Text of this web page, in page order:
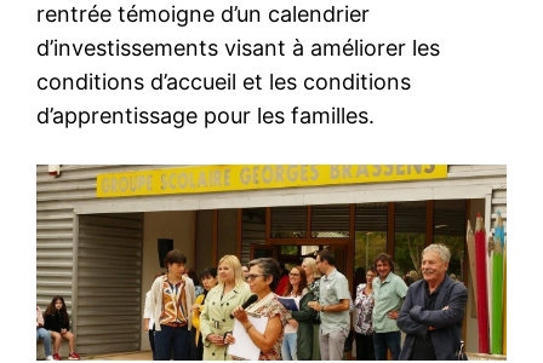
rentrée témoigne d’un calendrier
d’investissements visant à améliorer les
conditions d’accueil et les conditions
d’apprentissage pour les familles.